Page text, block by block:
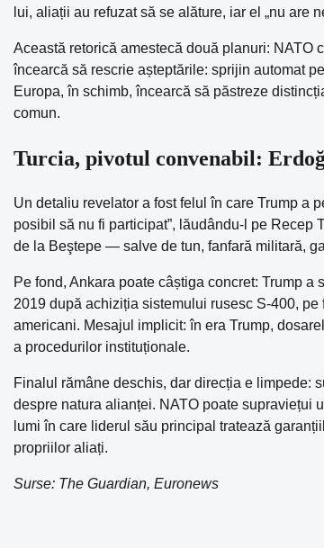
lui, aliații au refuzat să se alăture, iar el „nu are
Această retorică amestecă două planuri: NATO
încearcă să rescrie așteptările: sprijin automat
Europa, în schimb, încearcă să păstreze
comun.
Turcia, pivotul convenabil:
Un detaliu revelator a fost felul în care Trump a
posibil să nu fi participat”, lăudându-l pe Recep
de la Beştepe — salve de tun, fanfară militară,
Pe fond, Ankara poate câștiga concret: Trump
2019 după achiziția sistemului rusesc S-400,
americani. Mesajul implicit: în era Trump,
a procedurilor instituționale.
Finalul rămâne deschis, dar direcția e limpede:
despre natura alianței. NATO poate supraviețui
lumi în care liderul său principal tratează
propriilor aliați.
Surse: The Guardian, Euronews